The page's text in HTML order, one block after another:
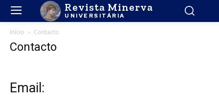
Revista Minerva
UNIVERSITÁRIA
Início Contacto
Contacto
Email: